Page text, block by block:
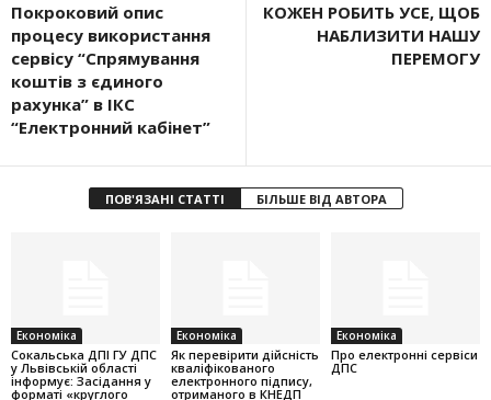
Покроковий опис
процесу використання
сервісу “Спрямування
коштів з єдиного
рахунка” в ІКС
“Електронний кабінет”
КОЖЕН РОБИТЬ УСЕ, ЩОБ
НАБЛИЗИТИ НАШУ
ПЕРЕМОГУ
ПОВ'ЯЗАНІ СТАТТІ БІЛЬШЕ ВІД АВТОРА
Економіка
Cокальська ДПІ ГУ ДПС
у Львівській області
інформує: Засідання у
форматі «круглого
Економіка
Як перевірити дійсність
кваліфікованого
електронного підпису,
отриманого в КНЕДП
Економіка
Про електронні сервіси
ДПС